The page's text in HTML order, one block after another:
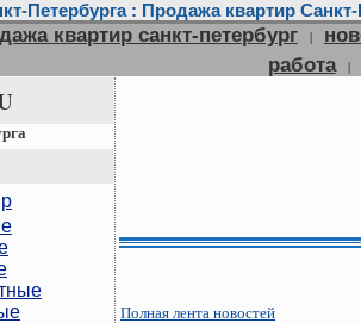
Петербурга : Продажа квартир
квартир санкт-петербург |
работа
|
Полная лента новостей